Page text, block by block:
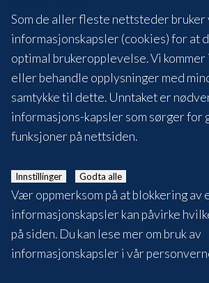
Som de aller fleste nettsteder bruker
informasjonskapsler (cookies) for at
optimal brukeropplevelse. Vi kommer
eller behandle opplysninger med
samtykke til dette. Unntaket er
informasjons-kapsler som sørger for
funksjoner på nettsiden.
Innstillinger Godta alle
Vær oppmerksom på at blokkering av
informasjonskapsler kan påvirke
på siden. Du kan lese mer om bruk av
informasjonskapsler i vår